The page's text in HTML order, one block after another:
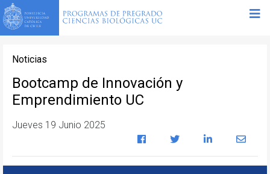
Noticias
Bootcamp de Innovación y
Emprendimiento UC
Jueves 19 Junio 2025